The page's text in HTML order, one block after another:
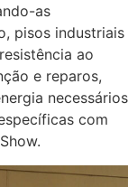
as
pisos industriais
ao
e reparos,
necessários
com